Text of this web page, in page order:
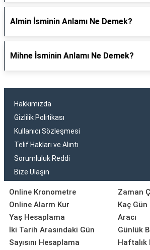
Almin İsminin Anlamı Ne Demek?
Mihne İsminin Anlamı Ne Demek?
Hakkımızda
Gizlilik Politikası
Kullanıcı Sözleşmesi
Telif Hakları ve Alıntı
Sorumluluk Reddi
Bize Ulaşın
Online Kronometre
Online Alarm Kur
Yaş Hesaplama
İki Tarih Arasındaki Gün
Sayısını Hesaplama
Zaman
Kaç
Aracı
Günlük
Haftalık